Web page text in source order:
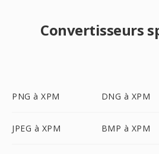
Convertisseurs
PNG à XPM DNG à XPM
JPEG à XPM BMP à XPM